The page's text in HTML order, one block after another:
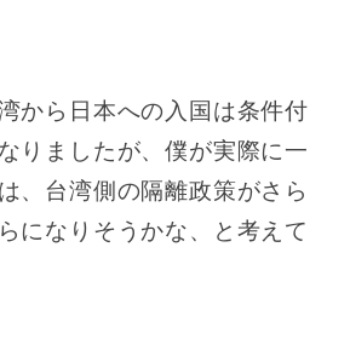
から日本への入国は条件付
りましたが、僕が実際に一
、台湾側の隔離政策がさら
になりそうかな、と考えて